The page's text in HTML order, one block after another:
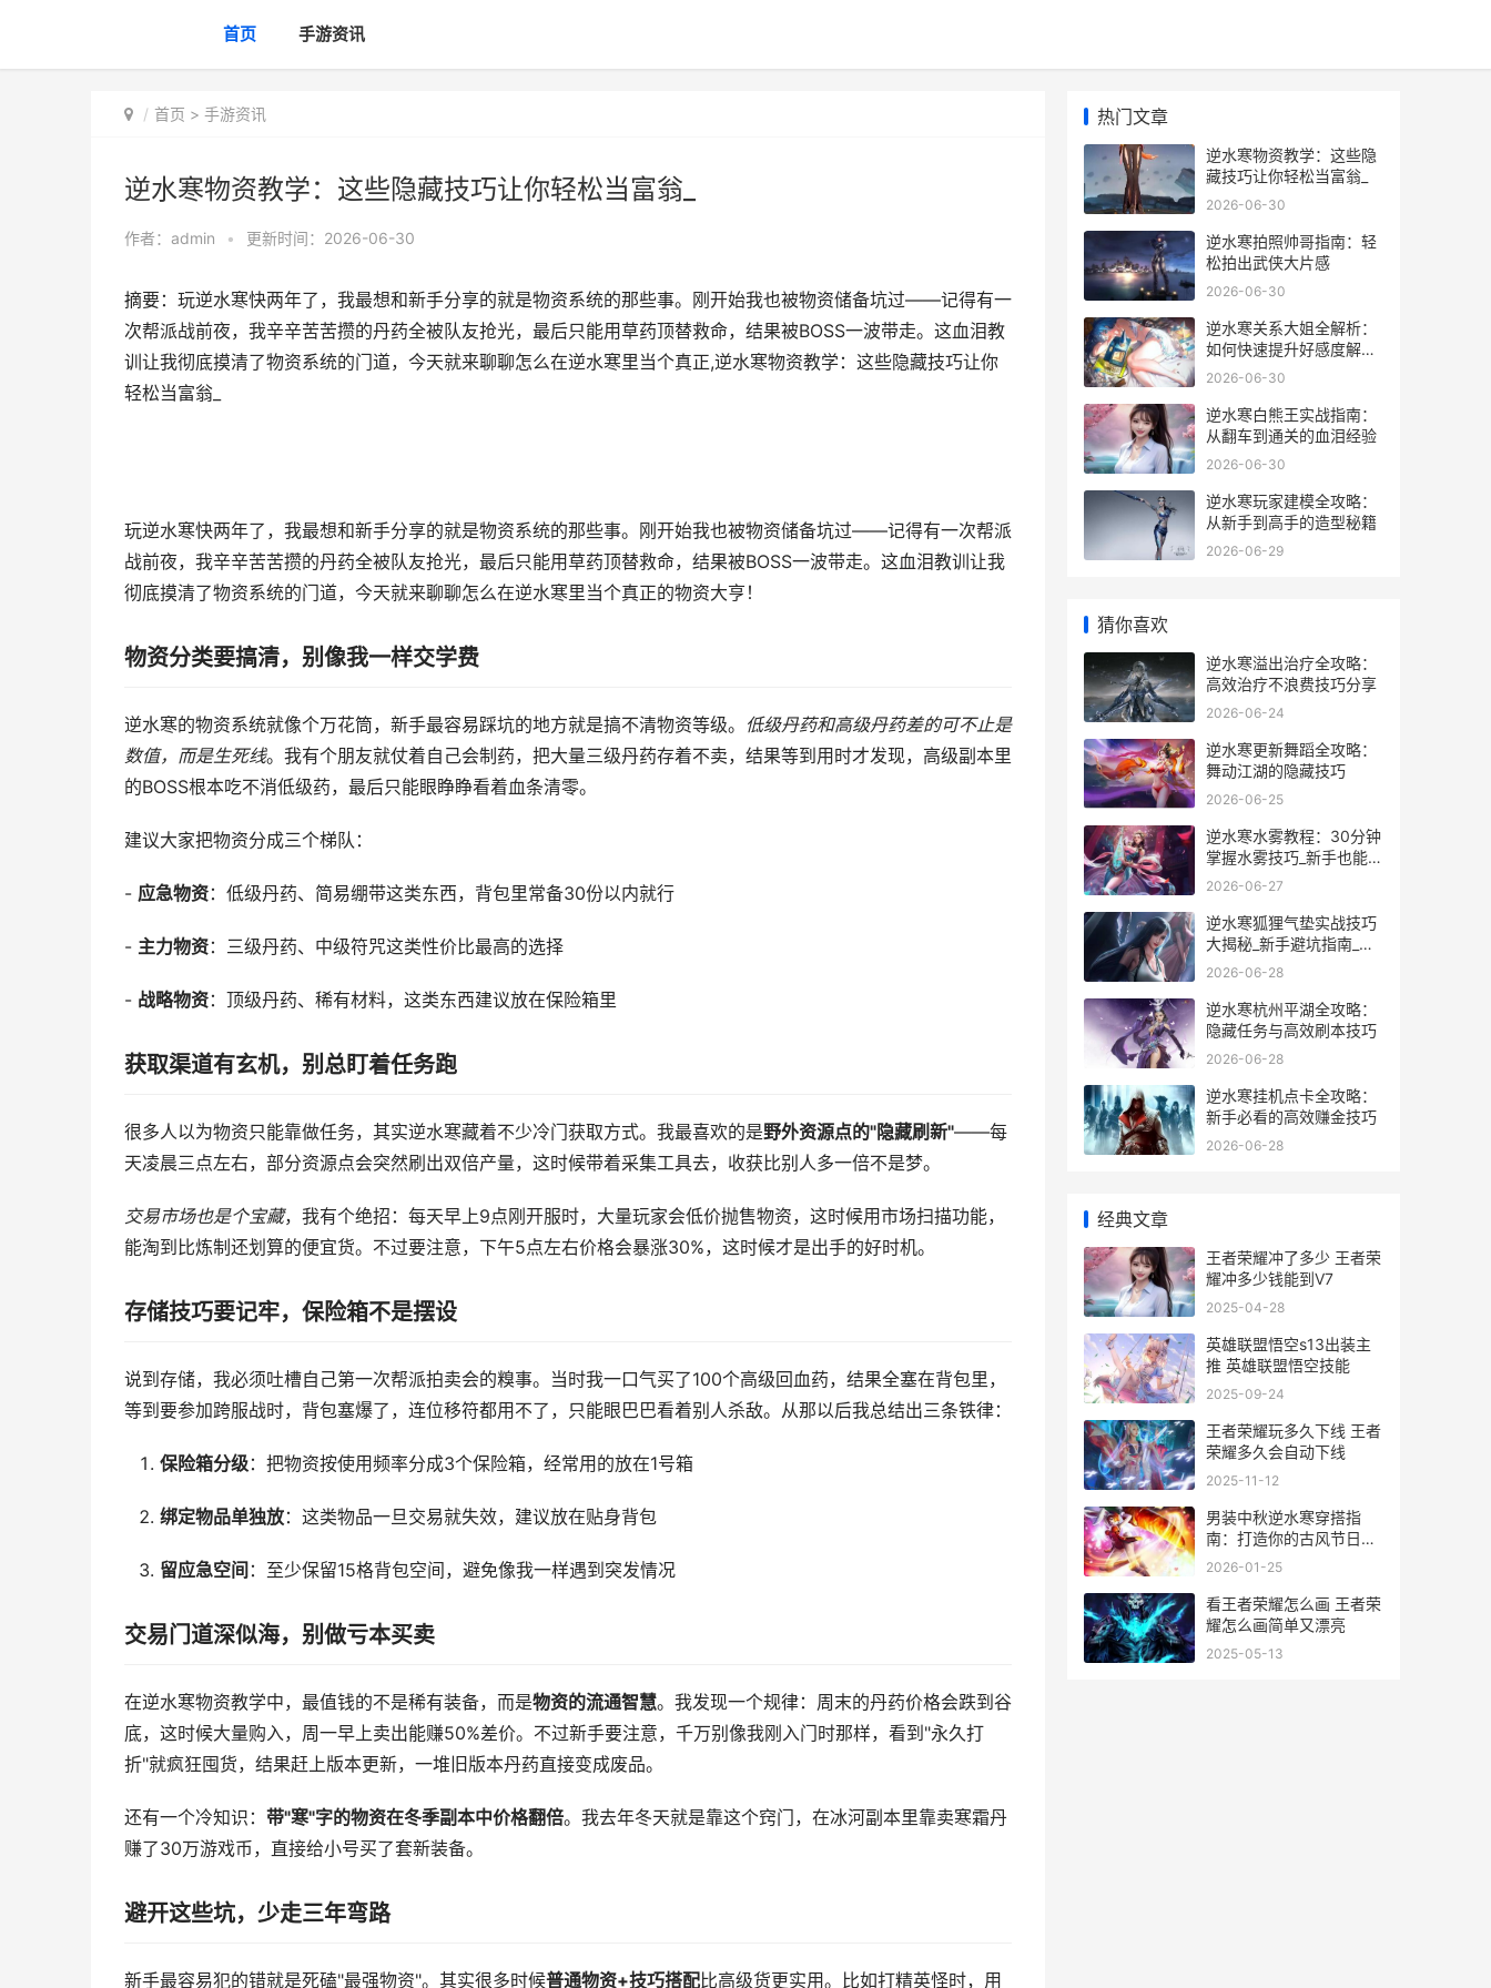
首页 手游资讯
首页 > 手游资讯
逆水寒物资教学：这些隐藏技巧让你轻松当富翁_
作者： admin • 更新时间：2026-06-30
摘要：玩逆水寒快两年了，我最想和新手分享的就是物资系统的那些事。刚开始我也被物资储备坑过——记得有一
次帮派战前夜，我辛辛苦苦攒的丹药全被队友抢光，最后只能用草药顶替救命，结果被BOSS一波带走。这血泪教
训让我彻底摸清了物资系统的门道，今天就来聊聊怎么在逆水寒里当个真正,逆水寒物资教学：这些隐藏技巧让你
轻松当富翁_
玩逆水寒快两年了，我最想和新手分享的就是物资系统的那些事。刚开始我也被物资储备坑过——记得有一次帮派
战前夜，我辛辛苦苦攒的丹药全被队友抢光，最后只能用草药顶替救命，结果被BOSS一波带走。这血泪教训让我
彻底摸清了物资系统的门道，今天就来聊聊怎么在逆水寒里当个真正的物资大亨！
物资分类要搞清，别像我一样交学费
逆水寒的物资系统就像个万花筒，新手最容易踩坑的地方就是搞不清物资等级。
低级丹药和高级丹药差的可不止是
数值，而是生死线。我有个朋友就仗着自己会制药，把大量三级丹药存着不卖，结果等到用时才发现，高级副本里
的BOSS根本吃不消低级药，最后只能眼睁睁看着血条清零。
建议大家把物资分成三个梯队：
- 应急物资：低级丹药、简易绷带这类东西，背包里常备30份以内就行
- 主力物资：三级丹药、中级符咒这类性价比最高的选择
- 战略物资：顶级丹药、稀有材料，这类东西建议放在保险箱里
获取渠道有玄机，别总盯着任务跑
很多人以为物资只能靠做任务，其实逆水寒藏着不少冷门获取方式。我最喜欢的是野外资源点的"隐藏刷新"——每
天凌晨三点左右，部分资源点会突然刷出双倍产量，这时候带着采集工具去，收获比别人多一倍不是梦。
交易市场也是个宝藏，我有个绝招：每天早上9点刚开服时，大量玩家会低价抛售物资，这时候用市场扫描功能，
能淘到比炼制还划算的便宜货。不过要注意，下午5点左右价格会暴涨30%，这时候才是出手的好时机。
存储技巧要记牢，保险箱不是摆设
说到存储，我必须吐槽自己第一次帮派拍卖会的糗事。当时我一口气买了100个高级回血药，结果全塞在背包里，
等到要参加跨服战时，背包塞爆了，连位移符都用不了，只能眼巴巴看着别人杀敌。从那以后我总结出三条铁律：
保险箱分级：把物资按使用频率分成3个保险箱，经常用的放在1号箱
绑定物品单独放：这类物品一旦交易就失效，建议放在贴身背包
留应急空间 ：至少保留15格背包空间，避免像我一样遇到突发情况
交易门道深似海，别做亏本买卖
在逆水寒物资教学中，最值钱的不是稀有装备，而是物资的流通智慧。我发现一个规律：周末的丹药价格会跌到谷
底，这时候大量购入，周一早上卖出能赚50%差价。不过新手要注意，千万别像我刚入门时那样，看到"永久打
折"就疯狂囤货，结果赶上版本更新，一堆旧版本丹药直接变成废品。
还有一个冷知识： 带"寒"字的物资在冬季副本中价格翻倍。我去年冬天就是靠这个窍门，在冰河副本里靠卖寒霜丹
赚了30万游戏币，直接给小号买了套新装备。
避开这些坑，少走三年弯路
新手最容易犯的错就是死磕"最强物资"。其实很多时候普通物资+技巧搭配比高级货更实用。比如打精英怪时，用
热门文章
逆水寒物资教学：这些隐
藏技巧让你轻松当富翁_
2026-06-30
逆水寒拍照帅哥指南：轻
松拍出武侠大片感
2026-06-30
逆水寒关系大姐全解析：
如何快速提升好感度解锁
隐藏剧情_
2026-06-30
逆水寒白熊王实战指南：
从翻车到通关的血泪经验
2026-06-30
逆水寒玩家建模全攻略：
从新手到高手的造型秘籍
2026-06-29
猜你喜欢
逆水寒溢出治疗全攻略：
高效治疗不浪费技巧分享
2026-06-24
逆水寒更新舞蹈全攻略：
舞动江湖的隐藏技巧
2026-06-25
逆水寒水雾教程：30分钟
掌握水雾技巧_新手也能秒
变高手
2026-06-27
逆水寒狐狸气垫实战技巧
大揭秘_新手避坑指南_隐
藏玩法全解析
2026-06-28
逆水寒杭州平湖全攻略：
隐藏任务与高效刷本技巧
2026-06-28
逆水寒挂机点卡全攻略：
新手必看的高效赚金技巧
2026-06-28
经典文章
王者荣耀冲了多少 王者荣
耀冲多少钱能到V7
2025-04-28
英雄联盟悟空s13出装主
推 英雄联盟悟空技能
2025-09-24
王者荣耀玩多久下线 王者
荣耀多久会自动下线
2025-11-12
男装中秋逆水寒穿搭指
南：打造你的古风节日造
型
2026-01-25
看王者荣耀怎么画 王者荣
耀怎么画简单又漂亮
2025-05-13